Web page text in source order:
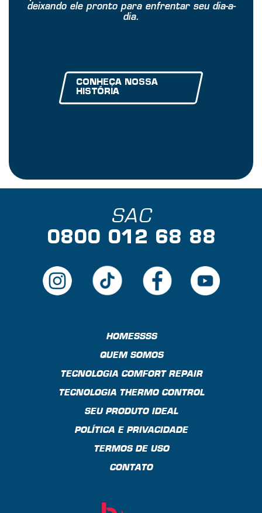
deixando ele pronto para enfrentar seu dia-a-
dia.
CONHEÇA NOSSA
HISTÓRIA
SAC
0800 012 68 88
HOMESSSS
QUEM SOMOS
TECNOLOGIA COMFORT REPAIR
TECNOLOGIA THERMO CONTROL
SEU PRODUTO IDEAL
POLÍTICA E PRIVACIDADE
TERMOS DE USO
CONTATO